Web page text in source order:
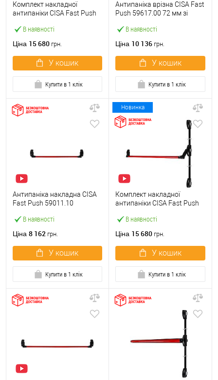
В наявності
Комплект накладної
антипаніки CISA Fast Push
точковий вверх-вниз
Ціна 15 680 грн.
У кошик
Купити в 1 клік
В наявності
Антипаніка врізна CISA Fast
Push 59617.00 72 мм зі
Ціна 10 136 грн.
У кошик
Купити в 1 клік
В наявності
Антипаніка накладна CISA
Fast Push 59011.10
штангою 900 мм червона
Ціна 8 162 грн.
У кошик
Купити в 1 клік
Новинка
В наявності
Комплект накладної
антипаніки CISA Fast Push
точковий вбік червона
Ціна 15 680 грн.
У кошик
Купити в 1 клік